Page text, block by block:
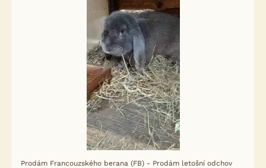
Prodám Francouzského berana (FB) - Prodám letošní odchov